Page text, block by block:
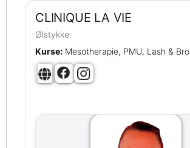
CLINIQUE LA VIE
Ølstykke
Kurse: Mesotherapie, PMU, Lash &